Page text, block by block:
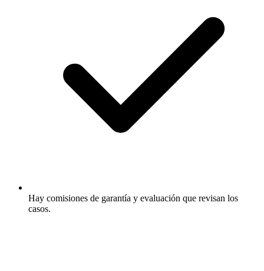
Hay comisiones de garantía y evaluación que revisan los
casos.